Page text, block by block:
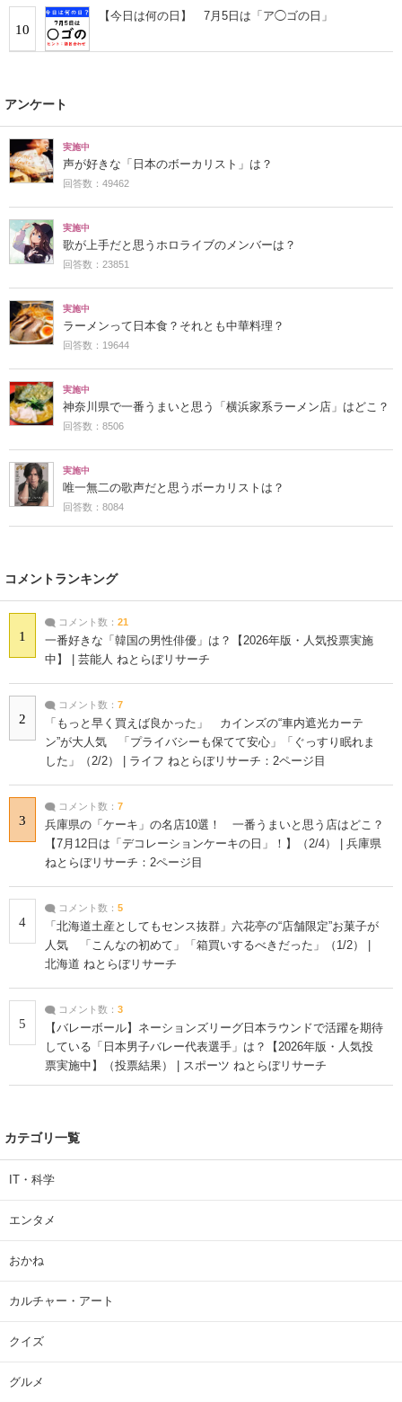
10
【今日は何の日】 7月5日は「ア◯ゴの日」
アンケート
実施中
声が好きな「日本のボーカリスト」は？
回答数：49462
実施中
歌が上手だと思うホロライブのメンバーは？
回答数：23851
実施中
ラーメンって日本食？それとも中華料理？
回答数：19644
実施中
神奈川県で一番うまいと思う「横浜家系ラーメン店」はどこ？
回答数：8506
実施中
唯一無二の歌声だと思うボーカリストは？
回答数：8084
コメントランキング
1
コメント数： 21
一番好きな「韓国の男性俳優」は？【2026年版・人気投票実施
中】 | 芸能人 ねとらぼリサーチ
2
コメント数： 7
「もっと早く買えば良かった」 カインズの“車内遮光カーテ
ン”が大人気 「プライバシーも保てて安心」「ぐっすり眠れま
した」（2/2） | ライフ ねとらぼリサーチ：2ページ目
3
コメント数： 7
兵庫県の「ケーキ」の名店10選！ 一番うまいと思う店はどこ？
【7月12日は「デコレーションケーキの日」！】（2/4） | 兵庫県
ねとらぼリサーチ：2ページ目
4
コメント数： 5
「北海道土産としてもセンス抜群」六花亭の“店舗限定”お菓子が
人気 「こんなの初めて」「箱買いするべきだった」（1/2） |
北海道 ねとらぼリサーチ
5
コメント数： 3
【バレーボール】ネーションズリーグ日本ラウンドで活躍を期待
している「日本男子バレー代表選手」は？【2026年版・人気投
票実施中】（投票結果） | スポーツ ねとらぼリサーチ
カテゴリ一覧
IT・科学
エンタメ
おかね
カルチャー・アート
クイズ
グルメ